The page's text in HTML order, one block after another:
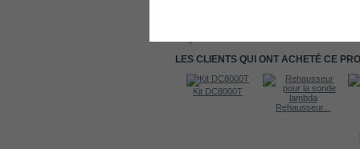
LES CLIENTS QUI ONT ACHETÉ CE
Kit DC8000T
Rehausseur...